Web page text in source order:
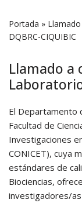
Portada »
DQBRC-CIQUIBIC
Llamado a
El Departamento
Facultad de
Investigaciones
CONICET), cuya
estándares de
Biociencias,
investigadores/